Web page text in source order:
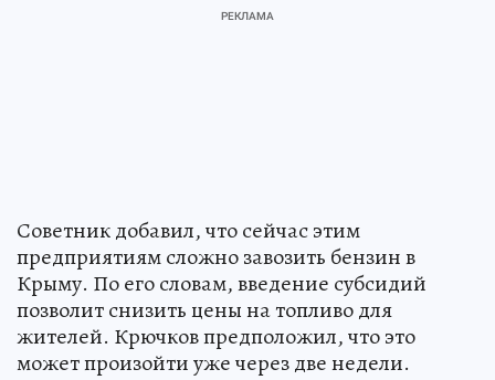
Советник добавил, что сейчас этим
предприятиям сложно завозить бензин в
Крыму. По его словам, введение субсидий
позволит снизить цены на топливо для
жителей. Крючков предположил, что это
может произойти уже через две недели.